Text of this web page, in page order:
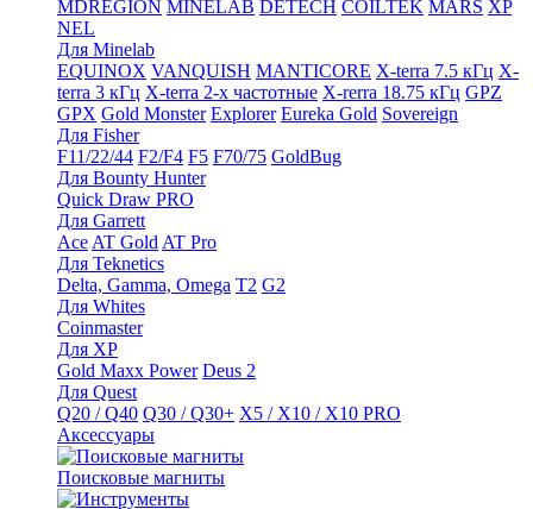
MDREGION MINELAB DETECH COILTEK MARS XP
NEL
Для Minelab
EQUINOX VANQUISH MANTICORE X-terra 7.5 кГц X-
terra 3 кГц X-terra 2-х частотные X-rerra 18.75 кГц GPZ
GPX Gold Monster Explorer Eureka Gold Sovereign
Для Fisher
F11/22/44 F2/F4 F5 F70/75 GoldBug
Для Bounty Hunter
Quick Draw PRO
Для Garrett
Ace AT Gold AT Pro
Для Teknetics
Delta, Gamma, Omega Т2 G2
Для Whites
Coinmaster
Для XP
Gold Maxx Power Deus 2
Для Quest
Q20 / Q40 Q30 / Q30+ X5 / X10 / X10 PRO
Аксессуары
Поисковые магниты